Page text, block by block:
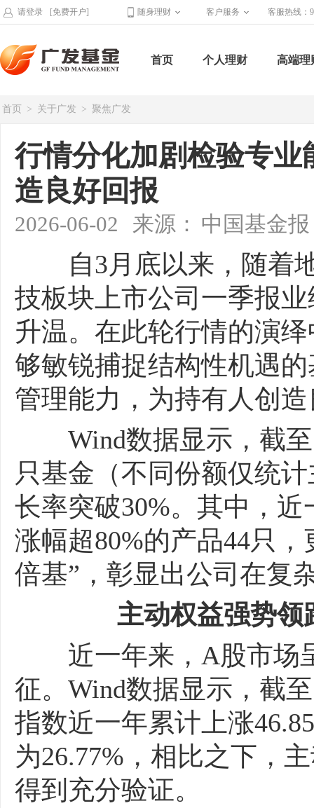
请登录 [免费开户] 随身理财 客户服务 客服热线：
首页 个人理财 高端理
首页 > 关于广发 > 聚焦广发
行情分化加剧检验专
造良好回报
2026-06-02 来源： 中国基金报
自3月底以来，随着地
技板块上市公司一季报
升温。在此轮行情的演
够敏锐捕捉结构性机遇
管理能力，为持有人创
Wind数据显示，截至
只基金（不同份额仅统
长率突破30%。其中，
涨幅超80%的产品44只，
倍基”，彰显出公司在复
主动权益强势
近一年来，A股市场
征。Wind数据显示，截
指数近一年累计上涨
为26.77%，相比之下，
得到充分验证。